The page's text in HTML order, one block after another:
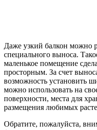
Даже узкий балкон можно
специального выноса.
маленькое помещение
просторным. За счет
возможность установить
можно использовать на
поверхности, места для
размещения любимых
Обратите, пожалуйста,